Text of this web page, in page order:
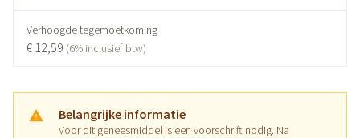
Verhoogde tegemoetkoming
€ 12,59 (6% inclusief btw)
Belangrijke informatie
Voor dit geneesmiddel is een voorschrift nodig. Na